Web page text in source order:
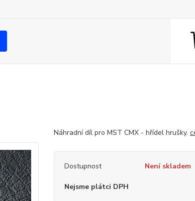
Náhradní díl pro MST CMX - hřídel hrušky.
Dostupnost Není skladem
Nejsme plátci DPH